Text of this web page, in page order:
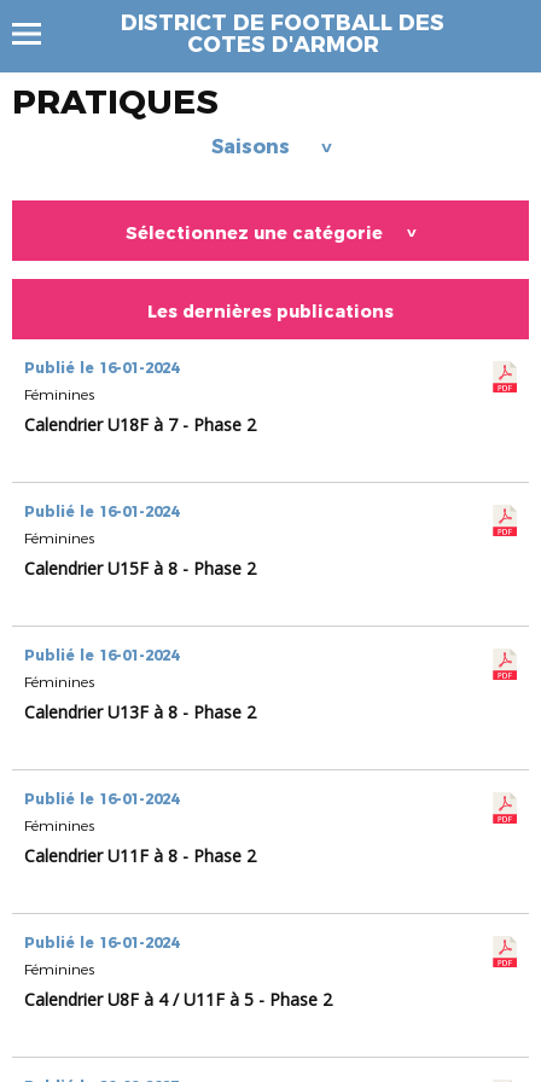
DISTRICT DE FOOTBALL DES
COTES D'ARMOR
PRATIQUES
Saisons >
Sélectionnez une catégorie >
Les dernières publications
Publié le 16-01-2024
Féminines
Calendrier U18F à 7 - Phase 2
Publié le 16-01-2024
Féminines
Calendrier U15F à 8 - Phase 2
Publié le 16-01-2024
Féminines
Calendrier U13F à 8 - Phase 2
Publié le 16-01-2024
Féminines
Calendrier U11F à 8 - Phase 2
Publié le 16-01-2024
Féminines
Calendrier U8F à 4 / U11F à 5 - Phase 2